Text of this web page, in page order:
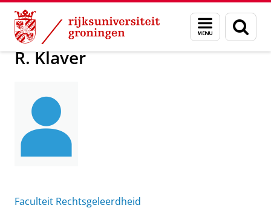
Skip
Content
Skip
Navigation
Menu
en
zoeken
Over ons R. Klaver
R. Klaver
Faculteit Rechtsgeleerdheid